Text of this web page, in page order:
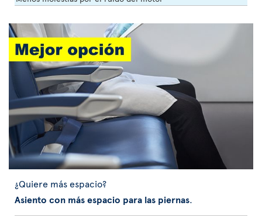
¿Quiere más espacio?
Asiento con más espacio para las piernas.